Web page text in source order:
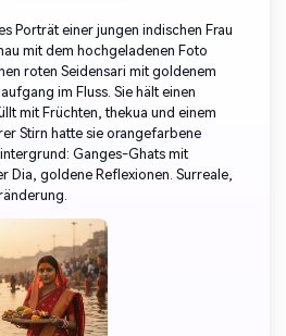
Porträt einer jungen indischen Frau
mit dem hochgeladenen Foto
roten Seidensari mit goldenem
im Fluss. Sie hält einen
mit Früchten, thekua und einem
Stirn hatte sie orangefarbene
Ganges-Ghats mit
Dia, goldene Reflexionen. Surreale,